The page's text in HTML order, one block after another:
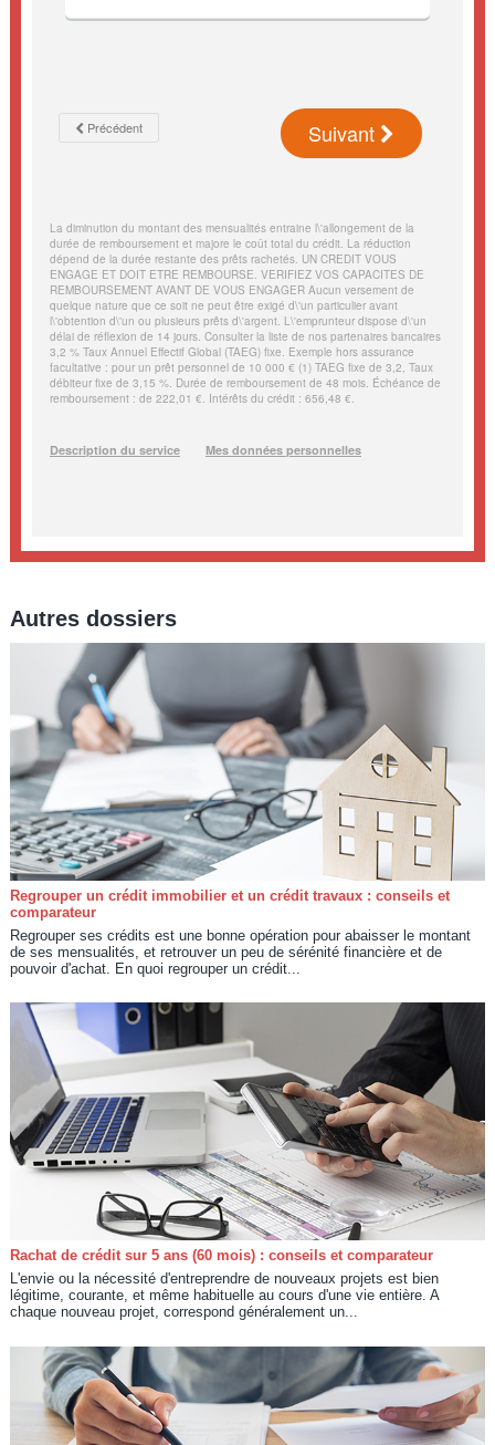
Autres dossiers
Regrouper un crédit immobilier et un crédit travaux : conseils et
comparateur
Regrouper ses crédits est une bonne opération pour abaisser le montant
de ses mensualités, et retrouver un peu de sérénité financière et de
pouvoir d'achat. En quoi regrouper un crédit...
Rachat de crédit sur 5 ans (60 mois) : conseils et comparateur
L'envie ou la nécessité d'entreprendre de nouveaux projets est bien
légitime, courante, et même habituelle au cours d'une vie entière. A
chaque nouveau projet, correspond généralement un...